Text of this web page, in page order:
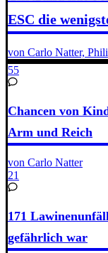
ESC die
von Carlo Natter,
55
Chancen von
Arm und Reich
von Carlo Natter
21
171
gefährlich war